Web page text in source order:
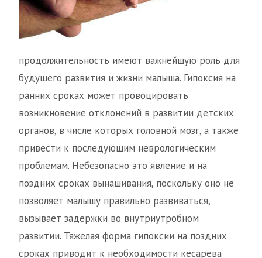
продолжительность имеют важнейшую роль для
будущего развития и жизни малыша. Гипоксия на
ранних сроках может провоцировать
возникновение отклонений в развитии детских
органов, в числе которых головной мозг, а также
привести к последующим неврологическим
проблемам. Небезопасно это явление и на
поздних сроках вынашивания, поскольку оно не
позволяет малышу правильно развиваться,
вызывает задержки во внутриутробном
развитии. Тяжелая форма гипоксии на поздних
сроках приводит к необходимости кесарева